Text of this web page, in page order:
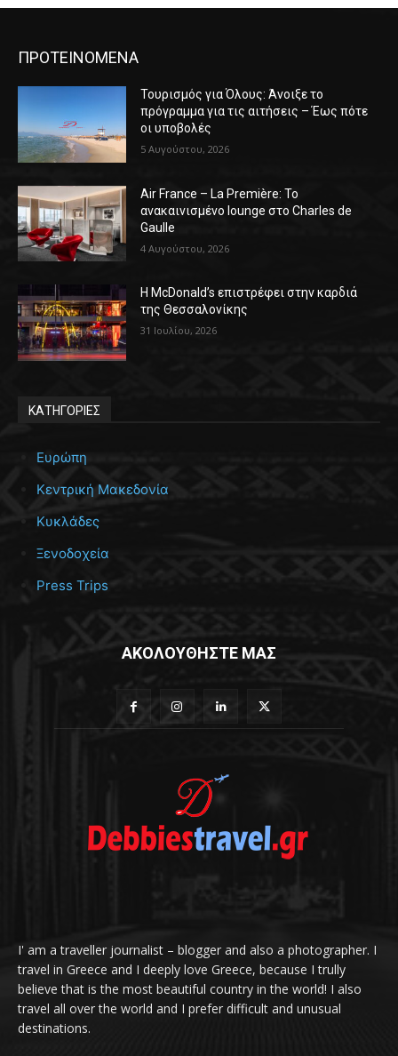
ΠΡΟΤΕΙΝΟΜΕΝΑ
Τουρισμός για Όλους: Άνοιξε το
πρόγραμμα για τις αιτήσεις – Έως πότε
οι υποβολές
5 Αυγούστου, 2026
Air France – La Première: Το
ανακαινισμένο lounge στο Charles de
Gaulle
4 Αυγούστου, 2026
Η McDonald’s επιστρέφει στην καρδιά
της Θεσσαλονίκης
31 Ιουλίου, 2026
ΚΑΤΗΓΟΡΙΕΣ
Ευρώπη
Κεντρική Μακεδονία
Κυκλάδες
Ξενοδοχεία
Press Trips
ΑΚΟΛΟΥΘΗΣΤΕ ΜΑΣ
I' am a traveller journalist – blogger and also a photographer. I
travel in Greece and I deeply love Greece, because I trully
believe that is the most beautiful country in the world! I also
travel all over the world and I prefer difficult and unusual
destinations.